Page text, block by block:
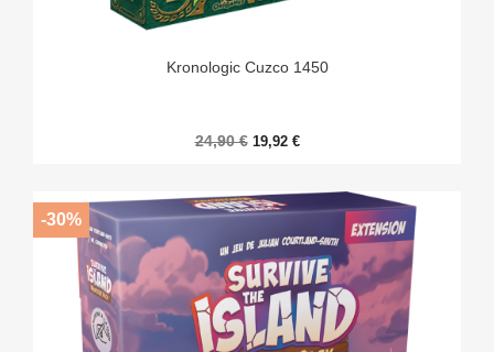
Kronologic Cuzco 1450
24,90 € 19,92 €
-30%